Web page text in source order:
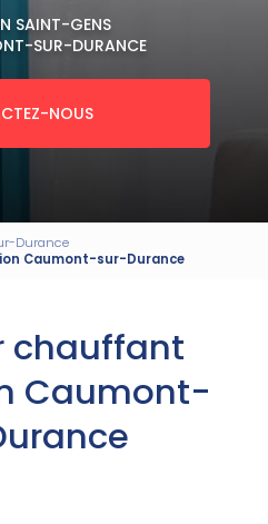
SAINT-GENS
SUR-DURANCE
NOUS
Durance
Caumont-sur-Durance
chauffant
Caumont-